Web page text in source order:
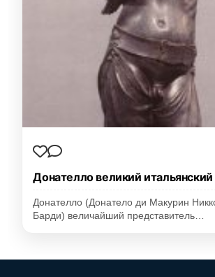
Донателло великий итальянский
Донателло (Донатело ди Макурин
Барди) величайший представитель…